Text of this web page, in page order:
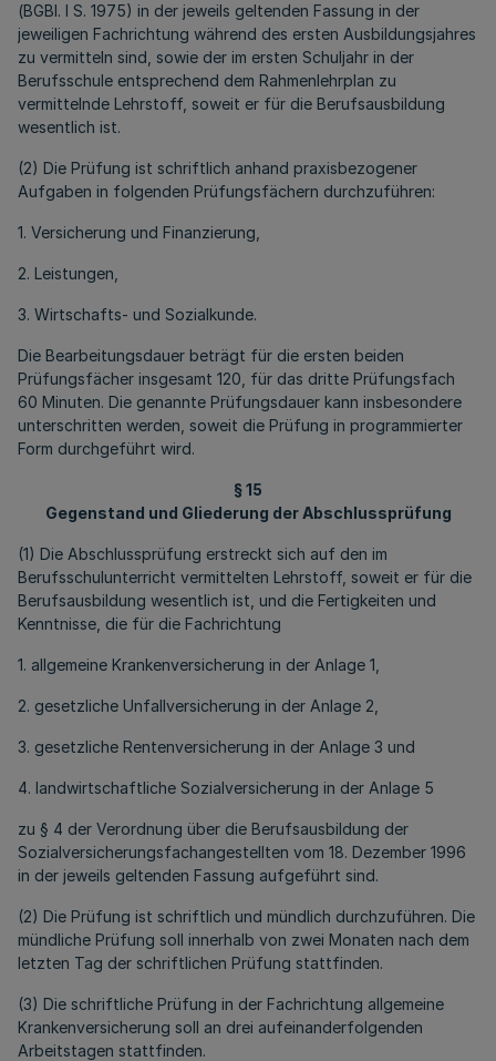
(BGBl. I S. 1975) in der jeweils geltenden Fassung in der
jeweiligen Fachrichtung während des ersten Ausbildungsjahres
zu vermitteln sind, sowie der im ersten Schuljahr in der
Berufsschule entsprechend dem Rahmenlehrplan zu
vermittelnde Lehrstoff, soweit er für die Berufsausbildung
wesentlich ist.
(2) Die Prüfung ist schriftlich anhand praxisbezogener
Aufgaben in folgenden Prüfungsfächern durchzuführen:
1. Versicherung und Finanzierung,
2. Leistungen,
3. Wirtschafts- und Sozialkunde.
Die Bearbeitungsdauer beträgt für die ersten beiden
Prüfungsfächer insgesamt 120, für das dritte Prüfungsfach
60 Minuten. Die genannte Prüfungsdauer kann insbesondere
unterschritten werden, soweit die Prüfung in programmierter
Form durchgeführt wird.
§ 15
Gegenstand und Gliederung der Abschlussprüfung
(1) Die Abschlussprüfung erstreckt sich auf den im
Berufsschulunterricht vermittelten Lehrstoff, soweit er für die
Berufsausbildung wesentlich ist, und die Fertigkeiten und
Kenntnisse, die für die Fachrichtung
1. allgemeine Krankenversicherung in der Anlage 1,
2. gesetzliche Unfallversicherung in der Anlage 2,
3. gesetzliche Rentenversicherung in der Anlage 3 und
4. landwirtschaftliche Sozialversicherung in der Anlage 5
zu § 4 der Verordnung über die Berufsausbildung der
Sozialversicherungsfachangestellten vom 18. Dezember 1996
in der jeweils geltenden Fassung aufgeführt sind.
(2) Die Prüfung ist schriftlich und mündlich durchzuführen. Die
mündliche Prüfung soll innerhalb von zwei Monaten nach dem
letzten Tag der schriftlichen Prüfung stattfinden.
(3) Die schriftliche Prüfung in der Fachrichtung allgemeine
Krankenversicherung soll an drei aufeinanderfolgenden
Arbeitstagen stattfinden.